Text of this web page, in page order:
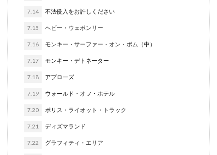
7.14 不法侵入をお許しください
7.15 ヘビー・ウェポンリー
7.16 モンキー・サーファー・オン・ボム（中）
7.17 モンキー・デトネーター
7.18 アプローズ
7.19 ウォールド・オフ・ホテル
7.20 ポリス・ライオット・トラック
7.21 ディズマランド
7.22 グラフィティ・エリア